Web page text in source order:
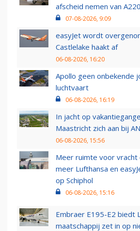
afscheid nemen van
07-08-2026, 9:09
easyJet wordt
Castlelake haakt af
06-08-2026, 16:20
Apollo geen onbekende
luchtvaart
06-08-2026, 16:19
In jacht op
Maastricht zich aan bij
06-08-2026, 15:56
Meer ruimte voor
meer Lufthansa en
op Schiphol
06-08-2026, 15:16
Embraer E195-E2 biedt
maatschappij zet in op